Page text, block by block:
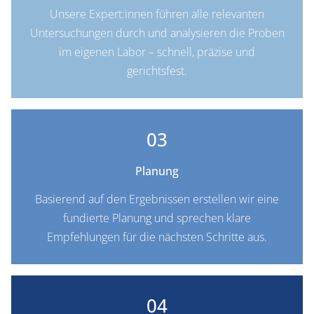
Unsere Expert:innen führen alle relevanten
Untersuchungen durch und analysieren die Proben
im eigenen Labor – schnell, präzise und
gerichtsfest.
03
Planung
Basierend auf den Ergebnissen erstellen wir eine
fundierte Planung und sprechen klare
Empfehlungen für die nächsten Schritte aus.
04